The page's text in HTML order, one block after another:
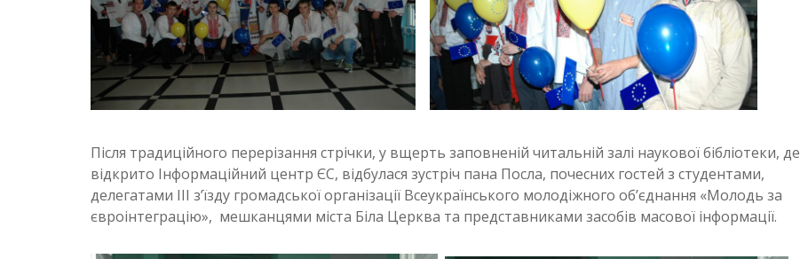
Після традиційного перерізання стрічки, у вщерть заповненій читальній залі наукової бібліотеки, де
відкрито Інформаційний центр ЄС, відбулася зустріч пана Посла, почесних гостей з студентами,
делегатами ІІІ з’їзду громадської організації Всеукраїнського молодіжного об’єднання «Молодь за
євроінтеграцію», мешканцями міста Біла Церква та представниками засобів масової інформації.